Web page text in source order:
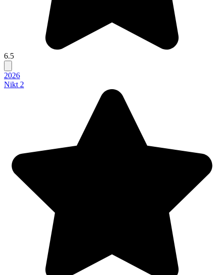
6.5
2026
Nikt 2